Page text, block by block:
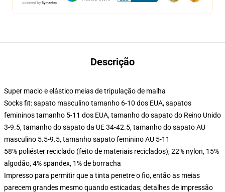
Descrição
Super macio e elástico meias de tripulação de malha
Socks fit: sapato masculino tamanho 6-10 dos EUA, sapatos
femininos tamanho 5-11 dos EUA, tamanho do sapato do Reino Unido
3-9.5, tamanho do sapato da UE 34-42.5, tamanho do sapato AU
masculino 5.5-9.5, tamanho sapato feminino AU 5-11
58% poliéster reciclado (feito de materiais reciclados), 22% nylon, 15%
algodão, 4% spandex, 1% de borracha
Impresso para permitir que a tinta penetre o fio, então as meias
parecem grandes mesmo quando esticadas; detalhes de impressão